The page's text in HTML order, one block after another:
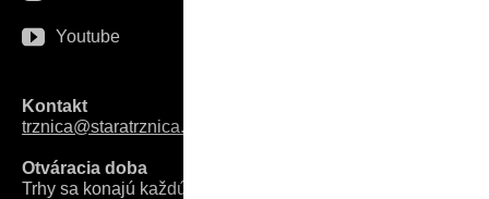
Youtube
Kontakt
trznica@staratrznica.sk
Otváracia doba
Trhy sa konajú každú sobotu, od 09:00 do 15:00.